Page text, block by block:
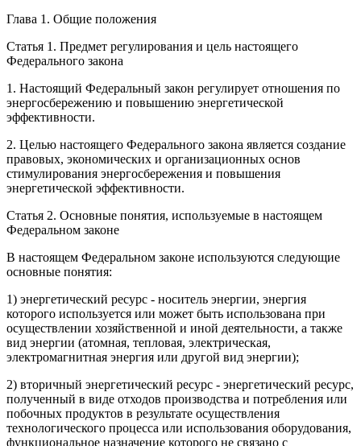
Глава 1. Общие положения
Статья 1. Предмет регулирования и цель настоящего
Федерального закона
1. Настоящий Федеральный закон регулирует отношения по
энергосбережению и повышению энергетической
эффективности.
2. Целью настоящего Федерального закона является создание
правовых, экономических и организационных основ
стимулирования энергосбережения и повышения
энергетической эффективности.
Статья 2. Основные понятия, используемые в настоящем
Федеральном законе
В настоящем Федеральном законе используются следующие
основные понятия:
1) энергетический ресурс - носитель энергии, энергия
которого используется или может быть использована при
осуществлении хозяйственной и иной деятельности, а также
вид энергии (атомная, тепловая, электрическая,
электромагнитная энергия или другой вид энергии);
2) вторичный энергетический ресурс - энергетический ресурс,
полученный в виде отходов производства и потребления или
побочных продуктов в результате осуществления
технологического процесса или использования оборудования,
функциональное назначение которого не связано с